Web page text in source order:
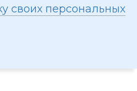
своих персональных